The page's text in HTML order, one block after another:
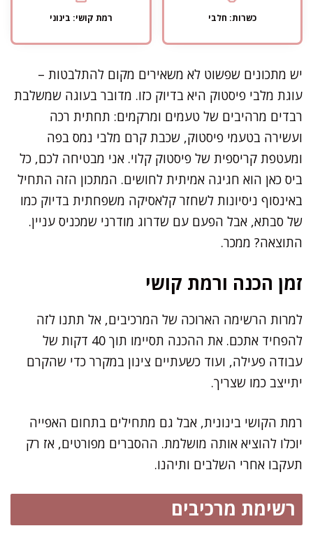
כשרות: חלבי רמת קושי: בינוני
יש מתכונים שפשוט לא משאירים מקום להתלבטות –
עוגת מלבי פיסטוק היא בדיוק כזו. מדובר בעוגה שמשלבת
רבדים מרהיבים של טעמים ומרקמים: תחתית רכה
ועשירה בטעמי פיסטוק, שכבת קרם מלבי נמס בפה
ומעטפת קריספית של פיסטוק קלוי. אני מבטיחה לכם, כל
ביס כאן הוא חגיגה אמיתית לחושים. המתכון הזה התחיל
באינסוף ניסיונות לשחזר קלאסיקה משפחתית בדיוק כמו
של סבתא, אבל הפעם עם שדרוג מודרני שמכניס עניין.
התוצאה? ממכר.
זמן הכנה ורמת קושי
למרות הרשימה הארוכה של המרכיבים, אל תתנו לזה
להפחיד אתכם. את ההכנה תסיימו תוך 40 דקות של
עבודה פעילה, ועוד כשעתיים צינון במקרר כדי שהקרם
יתייצב כמו שצריך.
רמת הקושי בינונית, אבל גם מתחילים בתחום האפייה
יוכלו להוציא אותה מושלמת. ההסברים מפורטים, אז רק
תעקבו אחרי השלבים ותיהנו.
רשימת מרכיבים